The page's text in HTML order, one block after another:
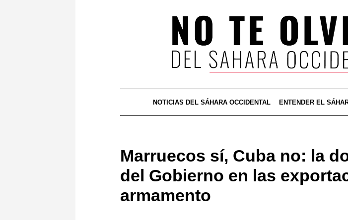
NOTICIAS DEL SÁHARA OCCIDENTAL ENTENDER EL
Marruecos sí, Cuba no: la
del Gobierno en las
armamento